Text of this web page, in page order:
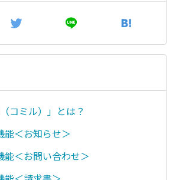
コミル）」とは？
能＜お知らせ＞
能＜お問い合わせ＞